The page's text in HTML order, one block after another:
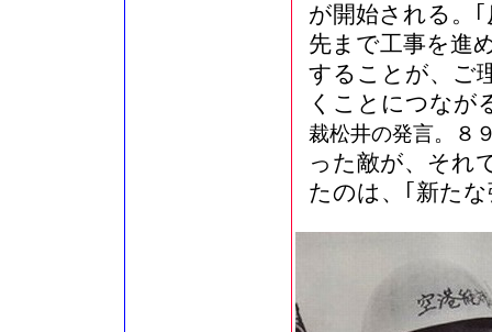
が開始される。
先まで工事を進
することが、ご
くことにつなが
裁松井の発言。８
った敵が、それ
たのは、｢新た